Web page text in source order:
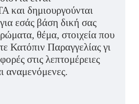
δημιουργούνται
εσάς βάση δική σας
θέμα, στοιχεία που
Κατόπιν Παραγγελίας γι
στις λεπτομέρειες
αναμενόμενες.